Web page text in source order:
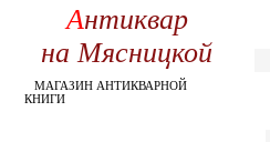
Антиквар
на Мясницкой
МАГАЗИН АНТИКВАРНОЙ
КНИГИ